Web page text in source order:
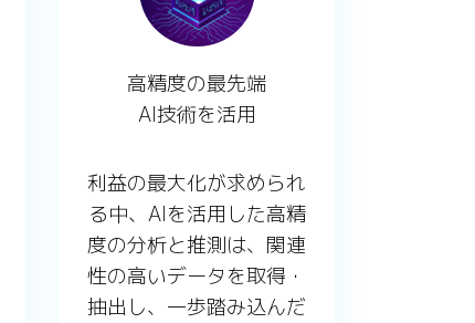
高精度の最先端
AI技術を活用
利益の最大化が求められ
る中、AIを活用した高精
度の分析と推測は、関連
性の高いデータを取得・
抽出し、一歩踏み込んだ